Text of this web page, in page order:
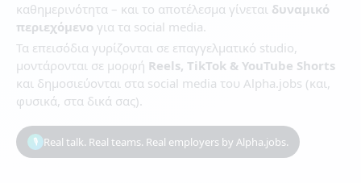
καθημερινότητα – και το αποτέλεσμα γίνεται δυναμικό
περιεχόμενο για τα social media.
Τα επεισόδια γυρίζονται σε επαγγελματικό studio,
μοντάρονται σε μορφή Reels, TikTok & YouTube Shorts
και δημοσιεύονται στα social media του Alpha.jobs (και,
φυσικά, στα δικά σας).
🎙️ Real talk. Real teams. Real employers by Alpha.jobs.